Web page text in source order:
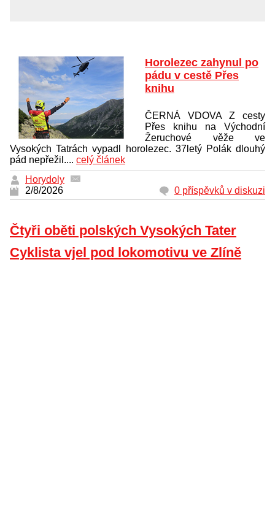
Horolezec zahynul po
pádu v cestě Přes
knihu
ČERNÁ VDOVA Z cesty
Přes knihu na Východní
Žeruchové věže ve
Vysokých Tatrách vypadl horolezec. 37letý Polák dlouhý
pád nepřežil.... celý článek
Horydoly
2/8/2026
0 příspěvků v diskuzi
Čtyři oběti polských Vysokých Tater
Cyklista vjel pod lokomotivu ve Zlíně